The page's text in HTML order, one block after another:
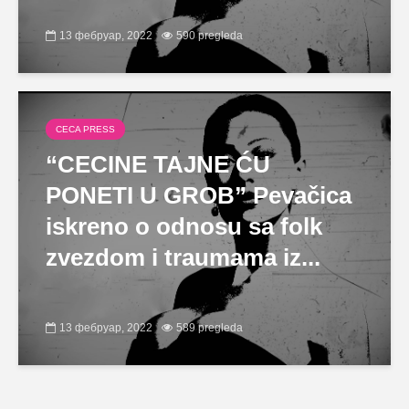
13 фебруар, 2022 590 pregleda
CECA PRESS
“CECINE TAJNE ĆU
PONETI U GROB” Pevačica
iskreno o odnosu sa folk
zvezdom i traumama iz...
13 фебруар, 2022 589 pregleda